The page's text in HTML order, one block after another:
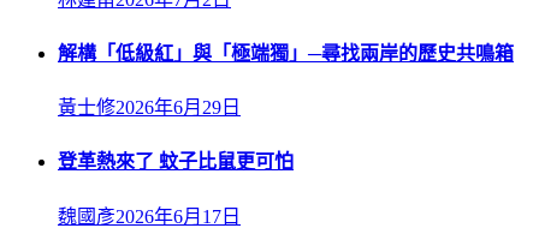
解構「低級紅」與「極端獨」─尋找兩岸的歷史共鳴箱
黃士修2026年6月29日
登革熱來了 蚊子比鼠更可怕
魏國彥2026年6月17日